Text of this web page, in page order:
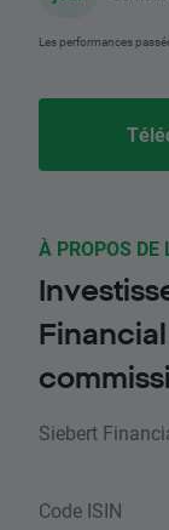
Les performances
À PROPOS DE
Siebert
Code ISIN